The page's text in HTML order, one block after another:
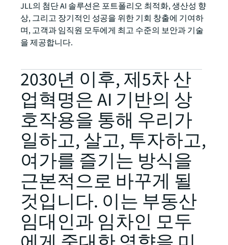
JLL의 첨단 AI 솔루션은 포트폴리오 최적화, 생산성 향
상, 그리고 장기적인 성공을 위한 기회 창출에 기여하
며, 고객과 임직원 모두에게 최고 수준의 보안과 기술
을 제공합니다.
2030년 이후, 제5차 산
업혁명은 AI 기반의 상
호작용을 통해 우리가
일하고, 살고, 투자하고,
여가를 즐기는 방식을
근본적으로 바꾸게 될
것입니다. 이는 부동산
임대인과 임차인 모두